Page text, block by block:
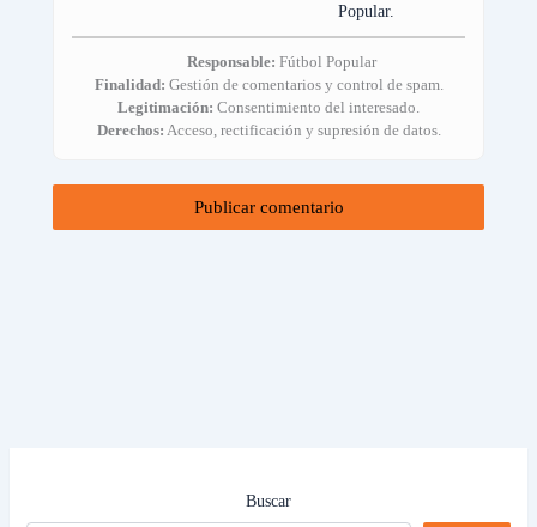
Popular.
Responsable: Fútbol Popular
Finalidad: Gestión de comentarios y control de spam.
Legitimación: Consentimiento del interesado.
Derechos: Acceso, rectificación y supresión de datos.
Buscar